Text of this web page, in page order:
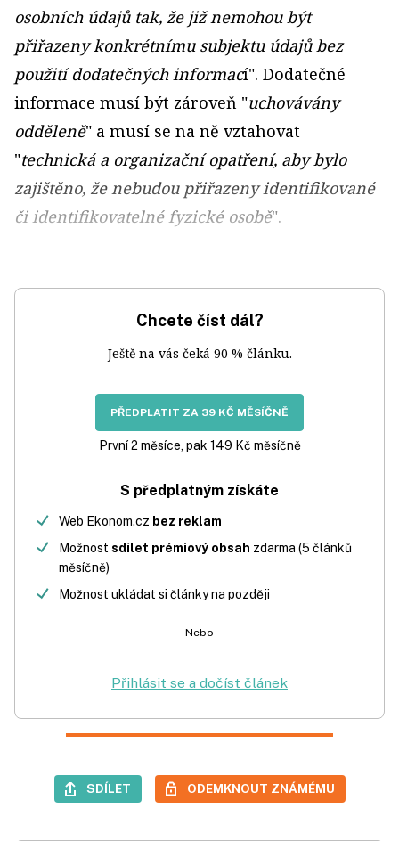
osobních údajů tak, že již nemohou být
přiřazeny konkrétnímu subjektu údajů bez
použití dodatečných informací". Dodatečné
informace musí být zároveň "uchovávány
odděleně" a musí se na ně vztahovat
"technická a organizační opatření, aby bylo
zajištěno, že nebudou přiřazeny identifikované
či identifikovatelné fyzické osobě".
Chcete číst dál?
Ještě na vás čeká 90 % článku.
PŘEDPLATIT ZA 39 KČ MĚSÍČNĚ
První 2 měsíce, pak 149 Kč měsíčně
S předplatným získáte
Web Ekonom.cz bez reklam
Možnost sdílet prémiový obsah zdarma (5 článků
měsíčně)
Možnost ukládat si články na později
Nebo
Přihlásit se a dočíst článek
SDÍLET ODEMKNOUT ZNÁMÉMU